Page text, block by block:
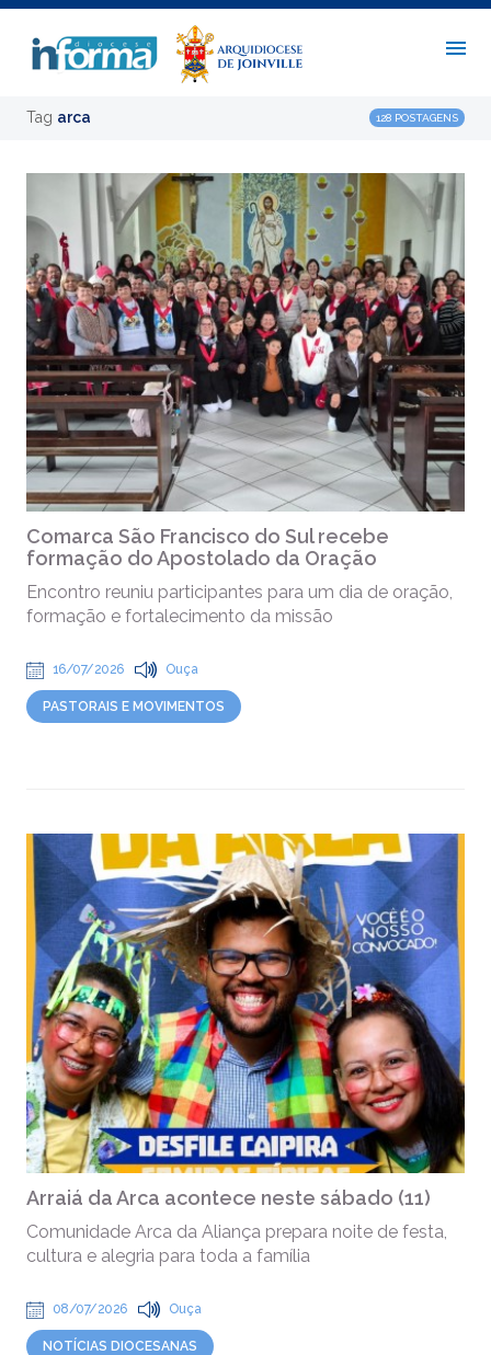
Tag arca 128 POSTAGENS
Comarca São Francisco do Sul recebe
formação do Apostolado da Oração
Encontro reuniu participantes para um dia de oração,
formação e fortalecimento da missão
16/07/2026 Ouça
PASTORAIS E MOVIMENTOS
Arraiá da Arca acontece neste sábado (11)
Comunidade Arca da Aliança prepara noite de festa,
cultura e alegria para toda a família
08/07/2026 Ouça
NOTÍCIAS DIOCESANAS